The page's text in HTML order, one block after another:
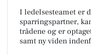
I ledelsesteamet er
sparringspartner,
trådene og er
samt ny viden